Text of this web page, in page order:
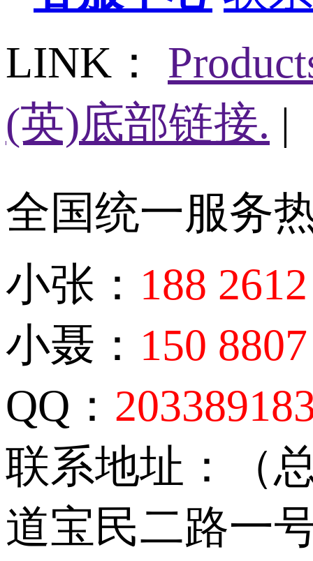
LINK：
(英)底部链接. |
全国统一服务
小张： 188
小聂： 150
QQ：
联系地址：（
道宝民二路一